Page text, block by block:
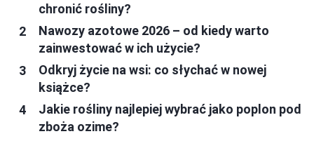
chronić rośliny?
Nawozy azotowe 2026 – od kiedy warto
zainwestować w ich użycie?
Odkryj życie na wsi: co słychać w nowej
książce?
Jakie rośliny najlepiej wybrać jako poplon pod
zboża ozime?